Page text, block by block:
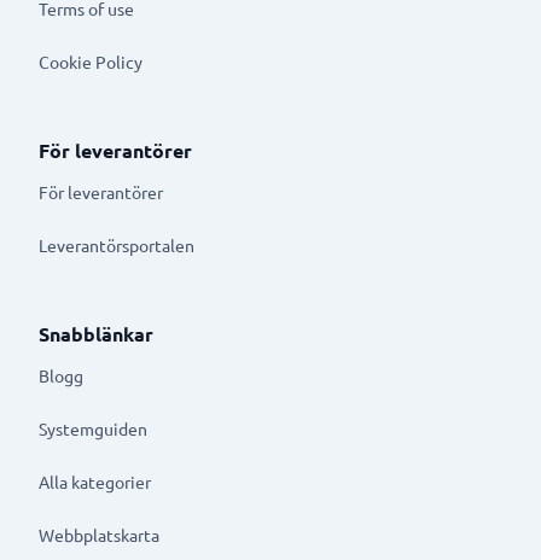
Terms of use
Cookie Policy
För leverantörer
För leverantörer
Leverantörsportalen
Snabblänkar
Blogg
Systemguiden
Alla kategorier
Webbplatskarta